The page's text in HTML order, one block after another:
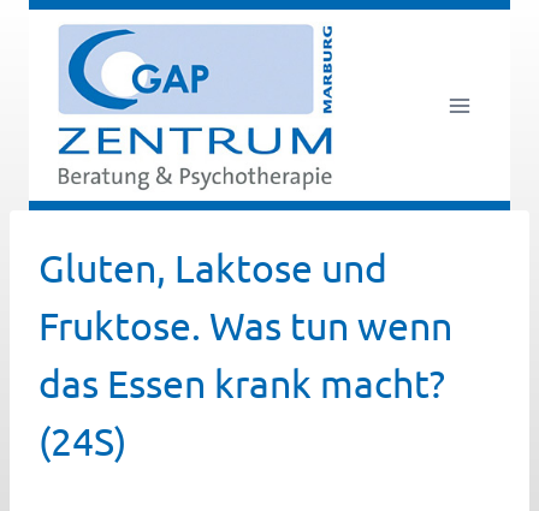
Zum
springen
Gluten, Laktose und
Fruktose. Was tun wenn
das Essen krank macht?
(24S)